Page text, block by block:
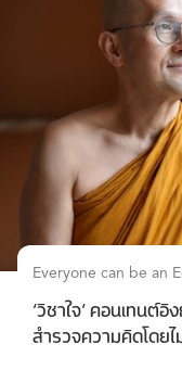
Everyone can be an
‘วิชาใจ’ คอนเทนต์
สำรวจความคิดโดย